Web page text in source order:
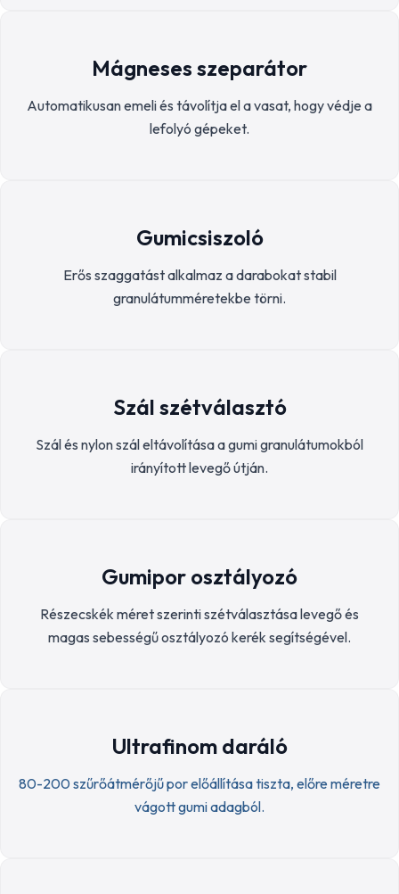
Mágneses szeparátor
Automatikusan emeli és távolítja el a vasat, hogy védje a
lefolyó gépeket.
Gumicsiszoló
Erős szaggatást alkalmaz a darabokat stabil
granulátumméretekbe törni.
Szál szétválasztó
Szál és nylon szál eltávolítása a gumi granulátumokból
irányított levegő útján.
Gumipor osztályozó
Részecskék méret szerinti szétválasztása levegő és
magas sebességű osztályozó kerék segítségével.
Ultrafinom daráló
80-200 szűrőátmérőjű por előállítása tiszta, előre méretre
vágott gumi adagból.